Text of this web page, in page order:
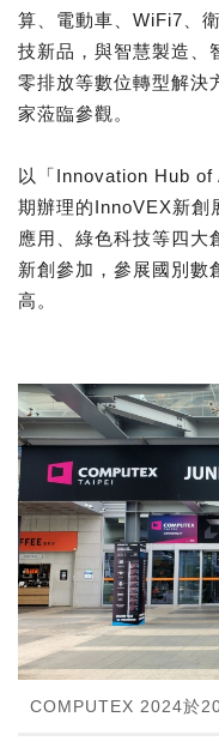
算、電動車、WiFi7、
技新品，與智慧製造、
零排放等數位轉型解決
家蒞臨參觀。
以「Innovation Hub
期辦理的InnoVEX新創
應用、綠色科技等四大
新創參加，參展國別數
高。
COMPUTEX 2024於